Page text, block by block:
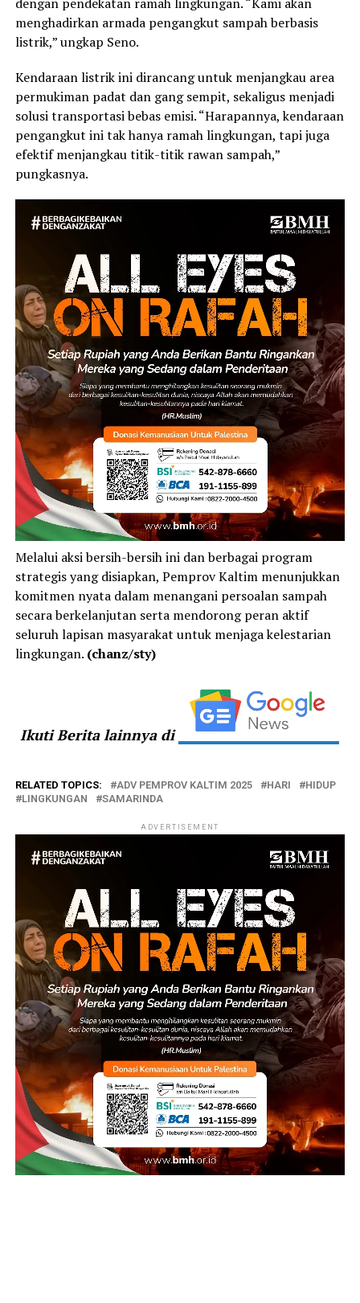
menghadirkan armada pengangkut sampah berbasis
listrik,” ungkap Seno.
Kendaraan listrik ini dirancang untuk menjangkau area
permukiman padat dan gang sempit, sekaligus menjadi
solusi transportasi bebas emisi. “Harapannya, kendaraan
pengangkut ini tak hanya ramah lingkungan, tapi juga
efektif menjangkau titik-titik rawan sampah,”
pungkasnya.
Melalui aksi bersih-bersih ini dan berbagai program
strategis yang disiapkan, Pemprov Kaltim menunjukkan
komitmen nyata dalam menangani persoalan sampah
secara berkelanjutan serta mendorong peran aktif
seluruh lapisan masyarakat untuk menjaga kelestarian
lingkungan. (chanz/sty)
Ikuti Berita lainnya di
RELATED TOPICS: ADV PEMPROV KALTIM 2025 HARI
HIDUP
LINGKUNGAN
SAMARINDA
ADVERTISEMENT